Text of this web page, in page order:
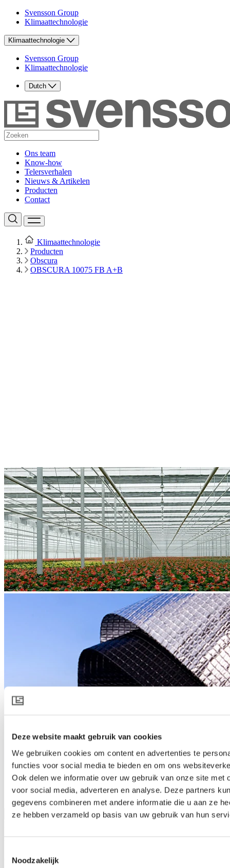
Deze website maakt gebruik van cookies
We gebruiken cookies om content en advertenties te
functies voor social media te bieden en om ons
Ook delen we informatie over uw gebruik van onze site met
voor social media, adverteren en analyse. Deze partners
gegevens combineren met andere informatie die u aan ze
ze hebben verzameld op basis van uw gebruik van hun
Noodzakelijk
Svensson Group
Klimaattechnologie
Klimaattechnologie
Svensson Group
Klimaattechnologie
Dutch
Ons team
Know-how
Telersverhalen
Nieuws & Artikelen
Producten
Contact
Klimaattechnologie
Producten
Obscura
OBSCURA 10075 FB A+B
OBSCURA 10075 FB A+B
Productspecificatie downloaden
OBSCURA 10075 FB A+B